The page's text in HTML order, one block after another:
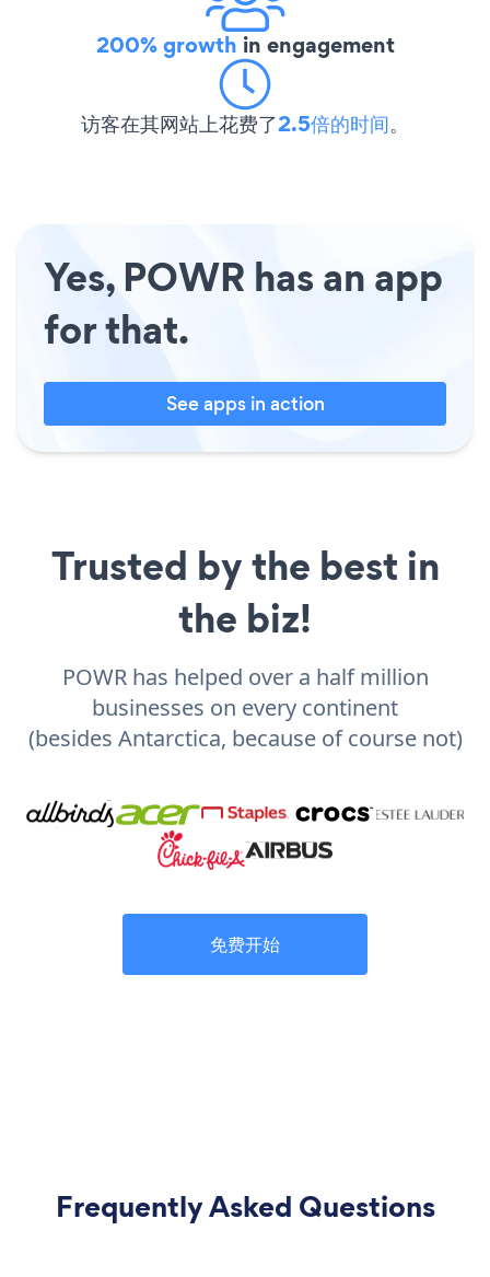
200% growth in engagement
访客在其网站上花费了2.5倍的时间。
Yes, POWR has an app
for that.
See apps in action
Trusted by the best in
the biz!
POWR has helped over a half million
businesses on every continent
(besides Antarctica, because of course not)
免费开始
Frequently Asked Questions